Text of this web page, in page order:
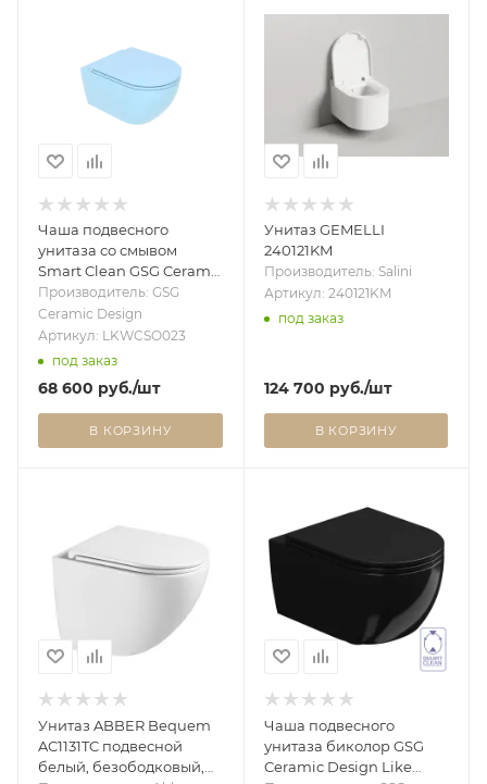
Чаша подвесного
унитаза со смывом
Smart Clean GSG Ceramic
Design Like LKWCSO023,
голубой матовый
LKWCSO023
Производитель: GSG
Ceramic Design
Артикул: LKWCSO023
под заказ
68 600 руб./шт
В КОРЗИНУ
Унитаз GEMELLI
240121KM
Производитель: Salini
Артикул: 240121KM
под заказ
124 700 руб./шт
В КОРЗИНУ
Унитаз ABBER Bequem
AC1131TC подвесной
белый, безободковый,
Чаша подвесного
унитаза биколор GSG
Ceramic Design Like